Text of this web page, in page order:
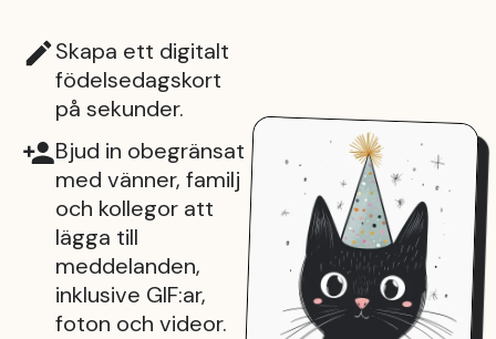
Skapa ett digitalt
födelsedagskort
på sekunder.
Bjud in obegränsat
med vänner, familj
och kollegor att
lägga till
meddelanden,
inklusive GIF:ar,
foton och videor.